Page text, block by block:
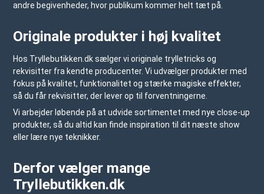
andre begivenheder, hvor publikum kommer helt tæt på.
Originale produkter i høj kvalitet
Hos Tryllebutikken.dksælger vi originale trylletricks og
rekvisitter fra kendte producenter. Vi udvælger produkter med
fokus på kvalitet, funktionalitet og stærke magiske effekter,
så du får rekvisitter, der lever op til forventningerne.
Vi arbejder løbende på at udvide sortimentet med nye close-up
produkter, så du altid kan finde inspiration til dit næste show
eller lære nye teknikker.
Derfor vælger mange
Tryllebutikken.dk